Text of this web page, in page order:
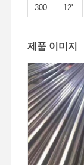
300 12'
제품 이미지